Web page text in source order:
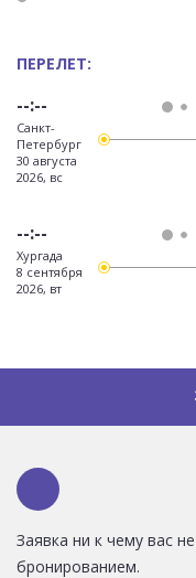
ПЕРЕЛЕТ:
--:--
Санкт-
Петербург
30 августа
2026, вс
--:--
Хургада
8 сентября
2026, вт
Заявка ни к чему вас
бронированием.